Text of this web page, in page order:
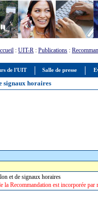
de l'UIT Salle de presse
: UIT-R : Publications :
signaux horaires
et de signaux horaires
la Recommandation est incorporée